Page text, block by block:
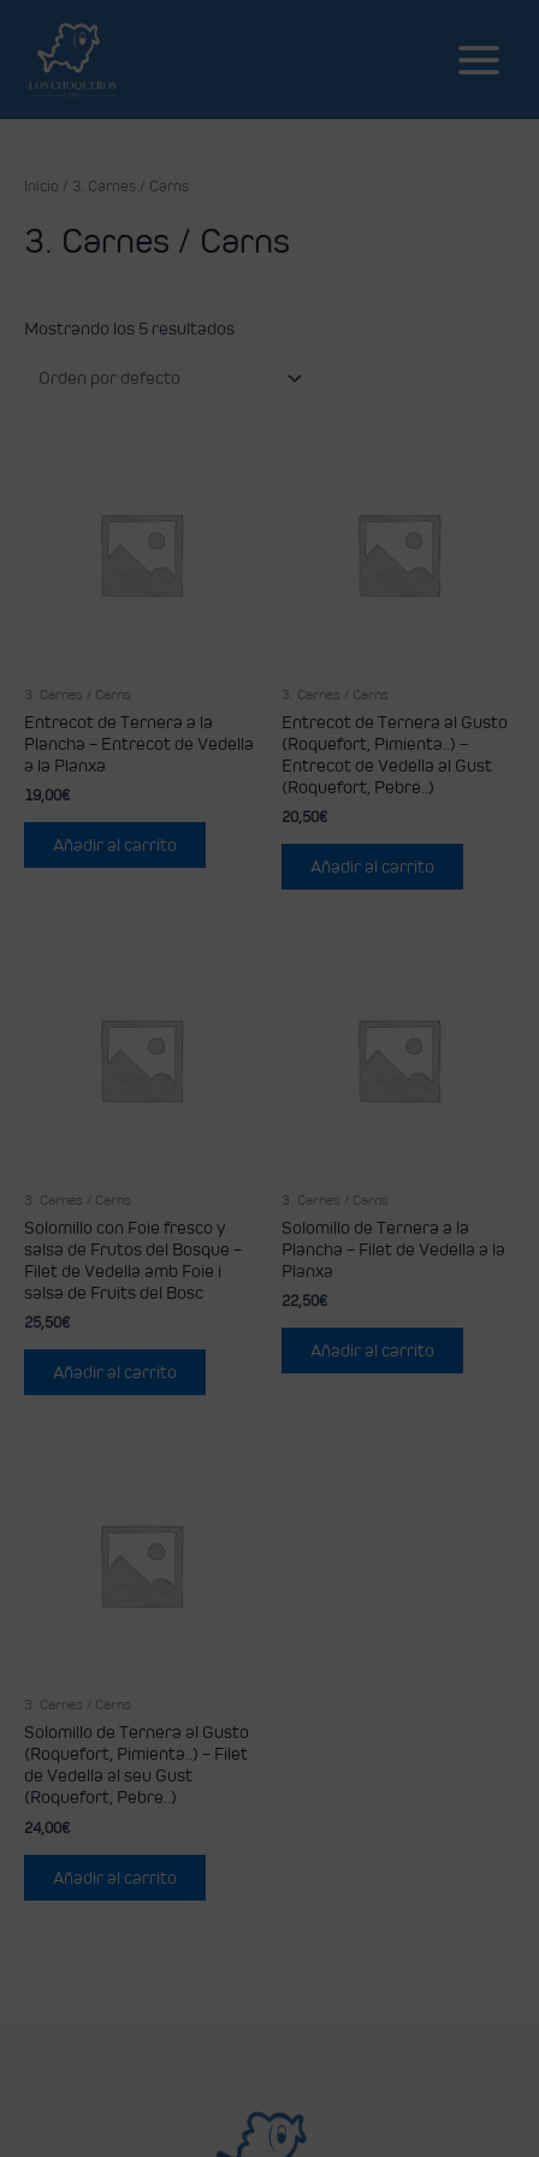
Inicio / 3. Carnes / Carns
3. Carnes / Carns
Mostrando los 5 resultados
3. Carnes / Carns
Entrecot de Ternera a la
Plancha – Entrecot de Vedella
a la Planxa
19,00€
Añadir al carrito
3. Carnes / Carns
Entrecot de Ternera al Gusto
(Roquefort, Pimienta..) –
Entrecot de Vedella al Gust
(Roquefort, Pebre..)
20,50€
Añadir al carrito
3. Carnes / Carns
Solomillo con Foie fresco y
salsa de Frutos del Bosque –
Filet de Vedella amb Foie i
salsa de Fruits del Bosc
25,50€
Añadir al carrito
3. Carnes / Carns
Solomillo de Ternera a la
Plancha – Filet de Vedella a la
Planxa
22,50€
Añadir al carrito
3. Carnes / Carns
Solomillo de Ternera al Gusto
(Roquefort, Pimienta..) – Filet
de Vedella al seu Gust
(Roquefort, Pebre..)
24,00€
Añadir al carrito